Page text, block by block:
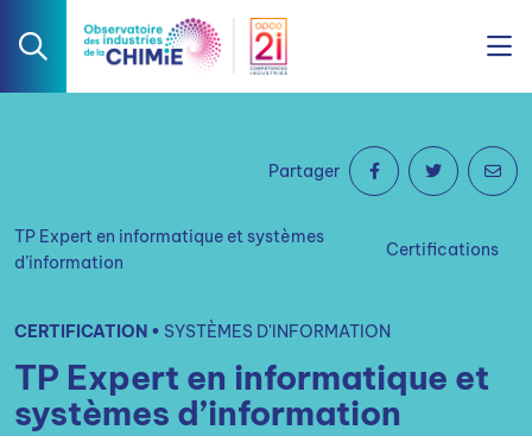
TP Expert en informatique et systèmes
d’information
Certifications
CERTIFICATION • SYSTÈMES D'INFORMATION
TP Expert en informatique et
systèmes d’information
Partager